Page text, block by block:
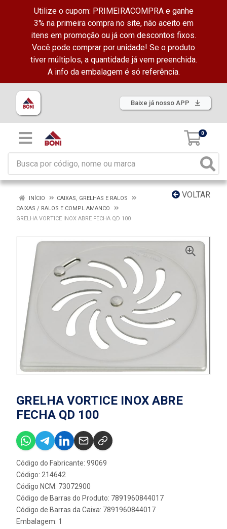
Utilize o cupom: PRIMEIRACOMPRA e ganhe
3% na primeira compra no site, não aceito em
itens em promoção ou já com descontos fixos.
Você pode comprar por unidade! Se o produto
tiver múltiplos, a quantidade já vem preenchida.
A info da embalagem é só referência.
Baixe já nosso APP
0
VOLTAR
INÍCIO
CAIXAS, GRELHAS E RALOS
CAIXAS / RALOS E COMPL AMANCO
GRELHA VORTICE INOX ABRE FECHA QD 100
GRELHA VORTICE INOX ABRE
FECHA QD 100
Código do Fabricante: 99069
Código: 214642
Código NCM: 73072900
Código de Barras do Produto: 7891960844017
Código de Barras da Caixa: 7891960844017
Embalagem: 1